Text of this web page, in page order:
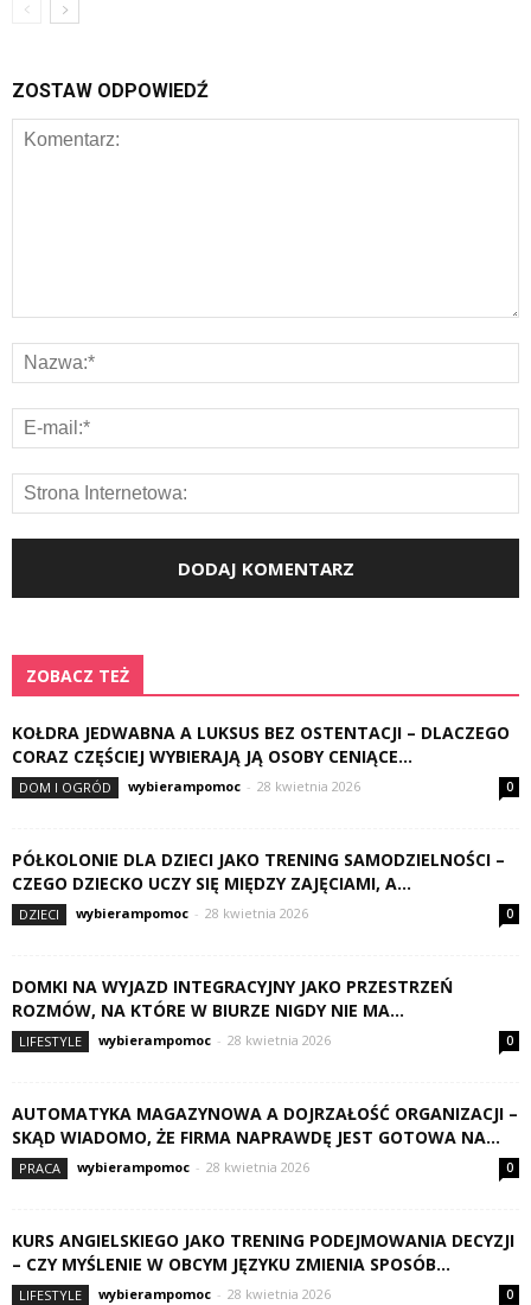
ZOSTAW ODPOWIEDŹ
ZOBACZ TEŻ
KOŁDRA JEDWABNA A LUKSUS BEZ OSTENTACJI – DLACZEGO
CORAZ CZĘŚCIEJ WYBIERAJĄ JĄ OSOBY CENIĄCE...
DOM I OGRÓD wybierampomoc - 28 kwietnia 2026 0
PÓŁKOLONIE DLA DZIECI JAKO TRENING SAMODZIELNOŚCI –
CZEGO DZIECKO UCZY SIĘ MIĘDZY ZAJĘCIAMI, A...
DZIECI wybierampomoc - 28 kwietnia 2026 0
DOMKI NA WYJAZD INTEGRACYJNY JAKO PRZESTRZEŃ
ROZMÓW, NA KTÓRE W BIURZE NIGDY NIE MA...
LIFESTYLE wybierampomoc - 28 kwietnia 2026 0
AUTOMATYKA MAGAZYNOWA A DOJRZAŁOŚĆ ORGANIZACJI –
SKĄD WIADOMO, ŻE FIRMA NAPRAWDĘ JEST GOTOWA NA...
PRACA wybierampomoc - 28 kwietnia 2026 0
KURS ANGIELSKIEGO JAKO TRENING PODEJMOWANIA DECYZJI
– CZY MYŚLENIE W OBCYM JĘZYKU ZMIENIA SPOSÓB...
LIFESTYLE wybierampomoc - 28 kwietnia 2026 0